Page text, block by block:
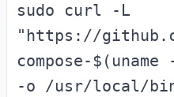
sudo curl -L
"https://
compose-
-o /usr/local/bin/